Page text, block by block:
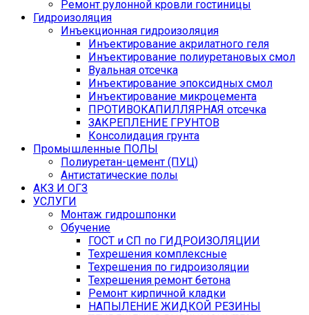
Ремонт рулонной кровли гостиницы
Гидроизоляция
Инъекционная гидроизоляция
Инъектирование акрилатного геля
Инъектирование полиуретановых смол
Вуальная отсечка
Инъектирование эпоксидных смол
Инъектирование микроцемента
ПРОТИВОКАПИЛЛЯРНАЯ отсечка
ЗАКРЕПЛЕНИЕ ГРУНТОВ
Консолидация грунта
Промышленные ПОЛЫ
Полиуретан-цемент (ПУЦ)
Антистатические полы
АКЗ И ОГЗ
УСЛУГИ
Монтаж гидрошпонки
Обучение
ГОСТ и СП по ГИДРОИЗОЛЯЦИИ
Техрешения комплексные
Техрешения по гидроизоляции
Техрешения ремонт бетона
Ремонт кирпичной кладки
НАПЫЛЕНИЕ ЖИДКОЙ РЕЗИНЫ